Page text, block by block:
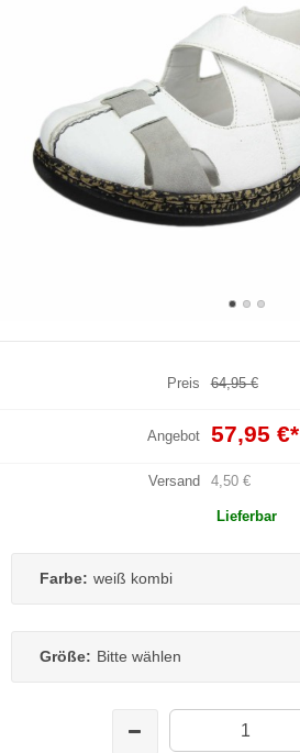
Preis 64,95 €
Angebot 57,95 €*
Versand 4,50 €
Lieferbar
Farbe: weiß kombi
Größe: Bitte wählen